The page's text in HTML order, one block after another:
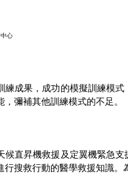
心
練成果，成功的模擬訓練模
彌補其他訓練模式的不足。
候直昇機救援及定翼機緊急
搜救行動的醫學救援知識。